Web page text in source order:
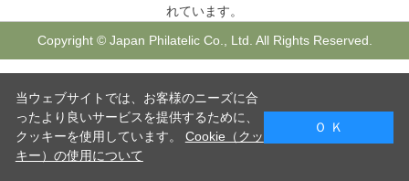
れています。
Copyright © Japan Philatelic Co., Ltd. All Rights Reserved.
当ウェブサイトでは、お客様のニーズに合
ったより良いサービスを提供するために、
クッキーを使用しています。 Cookie（クッ
キー）の使用について
Ｏ Ｋ